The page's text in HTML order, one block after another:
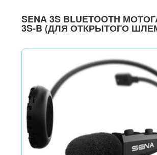
SENA 3S BLUETOOTH
3S-B (ДЛЯ ОТКРЫТОГО